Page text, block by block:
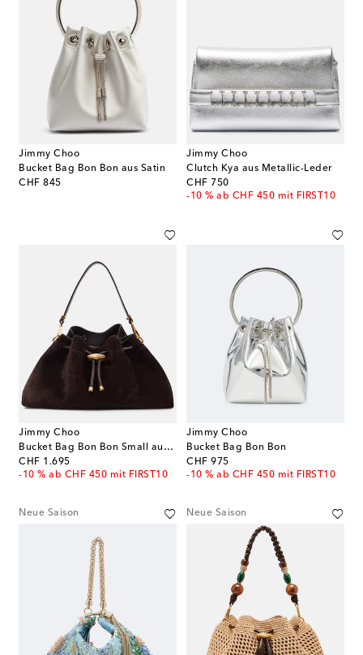
Jimmy Choo
Bucket Bag Bon Bon aus Satin
CHF 845
original price
Jimmy Choo
Clutch Kya aus Metallic-Leder
CHF 750
original price
-10 % ab CHF 450 mit FIRST10
Jimmy Choo
Bucket Bag Bon Bon Small aus Veloursleder
CHF 1.695
original price
-10 % ab CHF 450 mit FIRST10
Jimmy Choo
Bucket Bag Bon Bon
CHF 975
original price
-10 % ab CHF 450 mit FIRST10
Neue Saison Neue Saison